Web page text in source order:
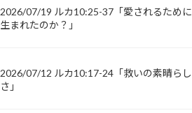
2026/07/19 ルカ10:25-37「愛されるために
生まれたのか？」
2026/07/12 ルカ10:17-24「救いの素晴らし
さ」